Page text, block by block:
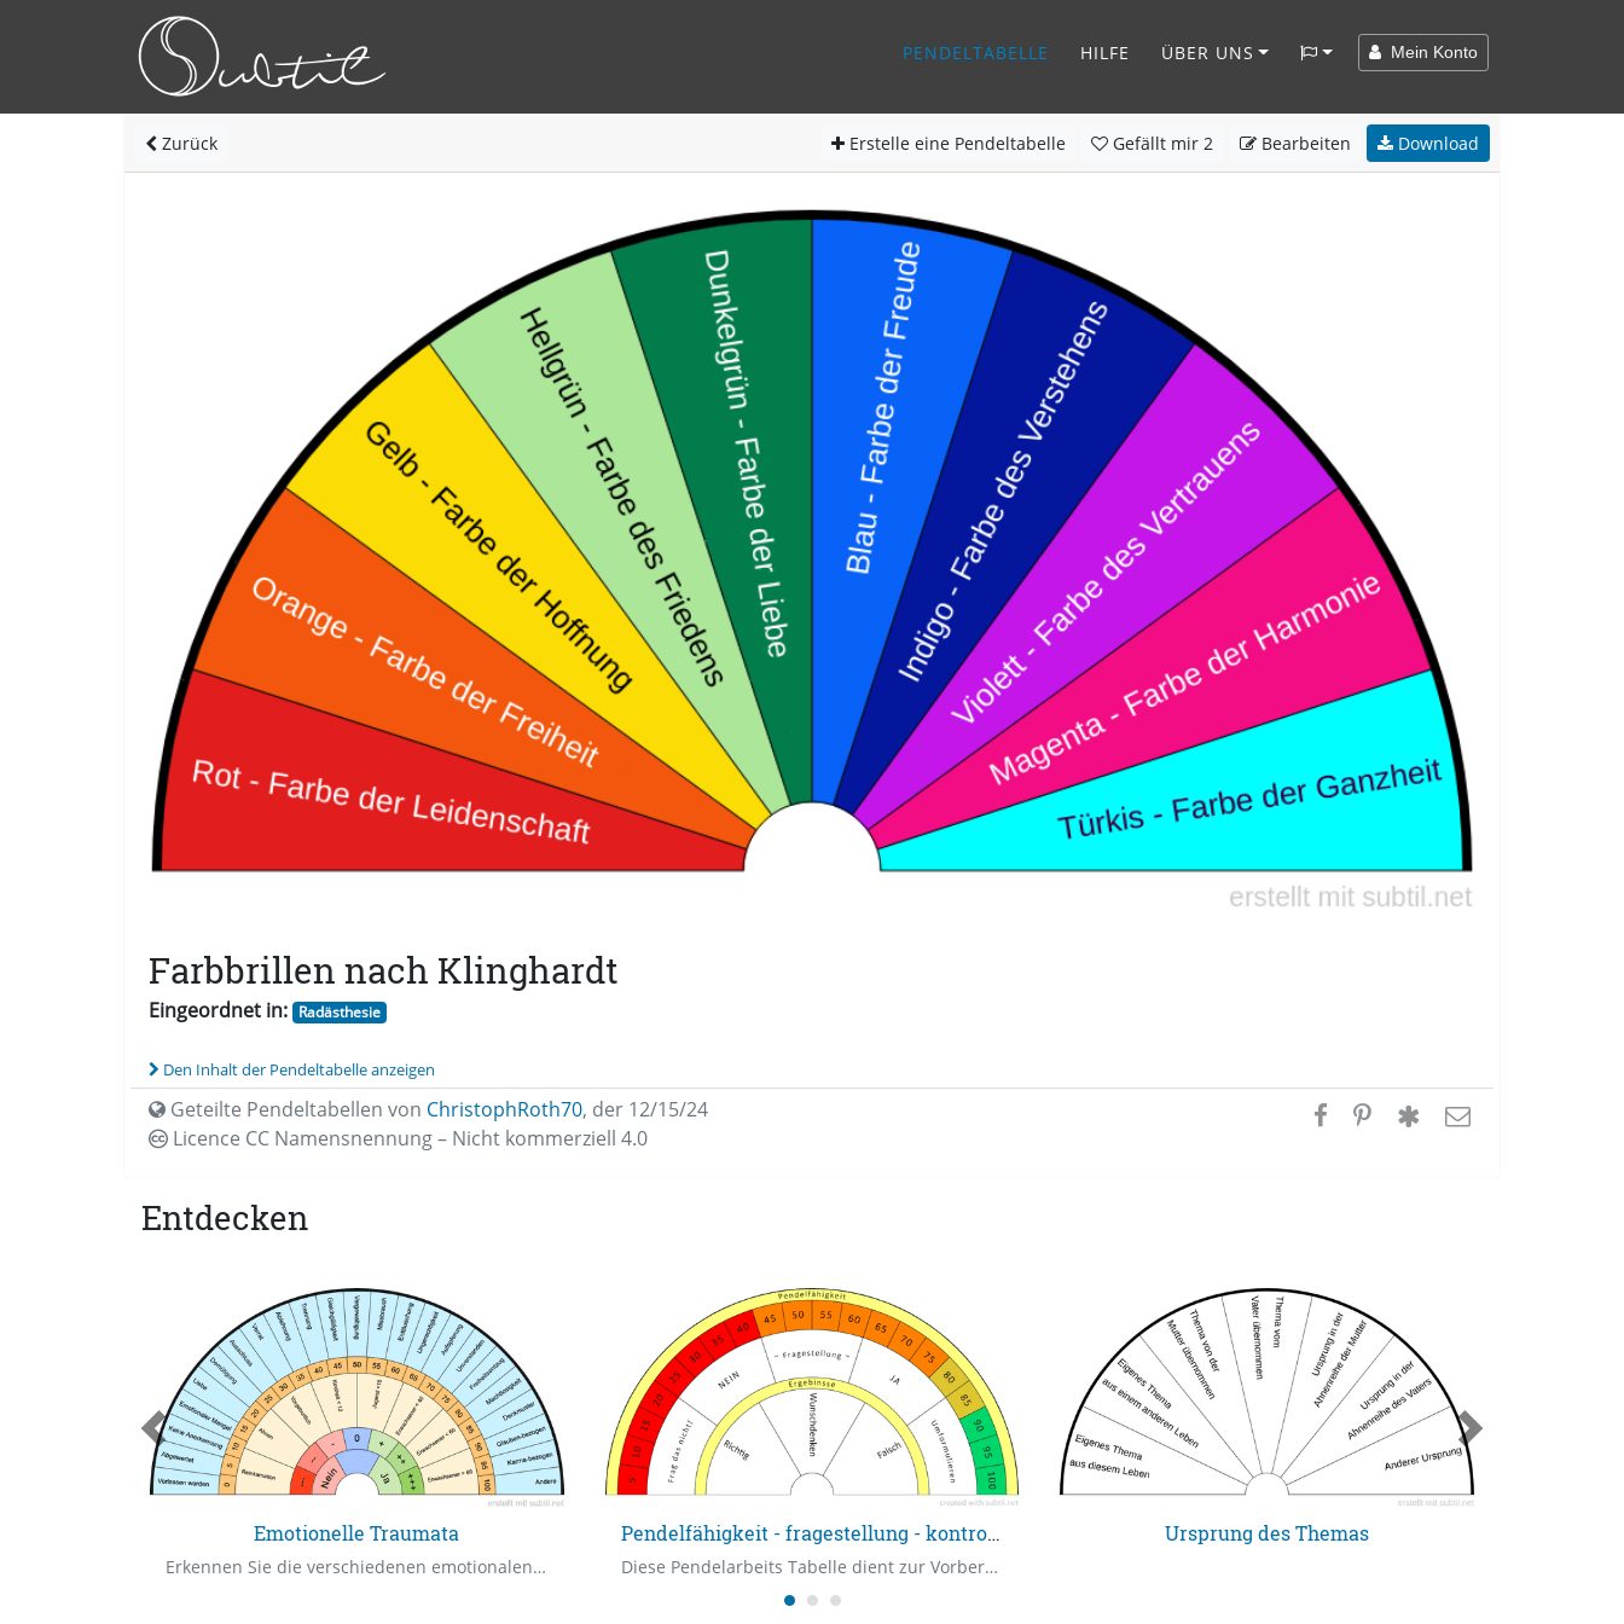
PENDELTABELLE HILFE ÜBER UNS Mein Konto
Zurück Erstelle eine Pendeltabelle Gefällt mir 2 Bearbeiten Download
Farbbrillen nach Klinghardt
Eingeordnet in: Radästhesie
Den Inhalt der Pendeltabelle anzeigen
Geteilte Pendeltabellen von ChristophRoth70, der 12/15/24
Licence CC Namensnennung – Nicht kommerziell 4.0
Entdecken
Emotionelle Traumata
Erkennen Sie die verschiedenen emotionalen und mentalen Wunden.
Pendelfähigkeit - fragestellung - kontrolle
Diese Pendelarbeits Tabelle dient zur Vorbereitung und überprüfung von Fragestellungen und Eregebnissen. 1.Pendelfähgkeit - Damit kannst Du Deine eigen momentane Pendelfähigkeit auspendeln, ob Du auch wirklich dazu bereit beist. 2.Fragestellung - Damit kannst Du deine Fragen überprüfen, ob sie angebracht sind, ob sie umformuliert werden müssen, falsch sind oder nicht gefragt werden dürfen. 3.Ergebnisse - Damit kannst Du Dein Pendelergebniss überprüfen, ob es richtig ist, dein Wunschdenken oder Falsch.
Ursprung des Themas